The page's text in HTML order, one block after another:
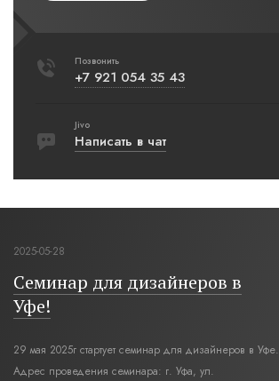
Позвонить
+7 921 054 35 43
Jivo
Написать в чат
2025-05-28
Семинар для дизайнеров в
Уфе!
29 мая 2025г стартует семинар для дизайнеров в Уфе.
Адрес проведения семинара: г. Уфа, ул.